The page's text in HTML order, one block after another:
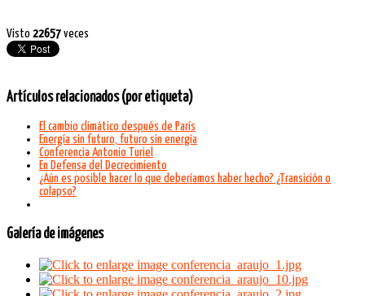
Visto 22657veces
Artículos relacionados (por etiqueta)
El cambio climático después de París
Energía sin futuro, futuro sin energía
Conferencia Antonio Turiel
En Defensa del Decrecimiento
¿Aún es posible hacer lo que deberíamos haber hecho? ¿Transición o
colapso?
Galería de imágenes